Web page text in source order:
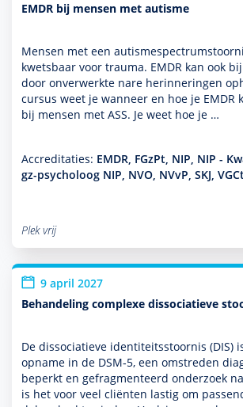
EMDR bij mensen met autisme
Mensen met een
kwetsbaar voor trauma. EMDR kan ook
door onverwerkte nare herinneringen
cursus weet je wanneer en hoe je EMDR
bij mensen met ASS. Je weet hoe je …
Accreditaties: EMDR, FGzPt, NIP, NIP -
gz-psycholoog NIP, NVO, NVvP, SKJ,
Plek vrij
9 april 2027
Behandeling complexe dissociatieve
De dissociatieve identiteitsstoor­nis (DIS)
opname in de DSM‑5, een omstreden
beperkt en gefragmenteerd onder­zoek
is het voor veel cliënten lastig om